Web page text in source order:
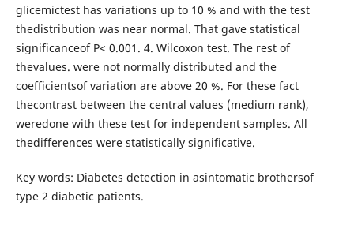
glicemictest has variations up to 10 % and with the test
thedistribution was near normal. That gave statistical
significanceof P< 0.001. 4. Wilcoxon test. The rest of
thevalues. were not normally distributed and the
coefficientsof variation are above 20 %. For these fact
thecontrast between the central values (medium rank),
weredone with these test for independent samples. All
thedifferences were statistically significative.
Key words: Diabetes detection in asintomatic brothersof
type 2 diabetic patients.